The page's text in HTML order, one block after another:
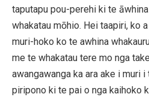
taputapu pou-perehi ki te
whakatau mōhio. Hei taapiri, ko
muri-hoko ko te awhina
me te whakatau tere mo nga
awangawanga ka ara ake i muri
piripono ki te pai o nga kaihoko